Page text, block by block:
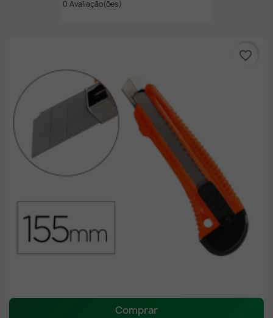
0 Avaliação(ões)
Comprar
favorite_border